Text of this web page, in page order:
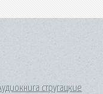
стругацкие